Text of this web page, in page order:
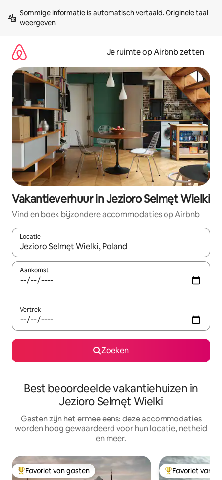
direct
naar
Sommige informatie is automatisch vertaald. Originele taal
weergeven
Je ruimte op Airbnb zetten
Vakantieverhuur in Jezioro Selmęt Wielki
Vind en boek bijzondere accommodaties op Airbnb
Locatie
Wanneer er suggesties beschikbaar zijn, maak je een keuze
Aankomst
Vertrek
Zoeken
Best beoordeelde vakantiehuizen in
Jezioro Selmęt Wielki
Gasten zijn het ermee eens: deze accommodaties
worden hoog gewaardeerd voor hun locatie, netheid
en meer.
Topfavoriet van gasten
Favoriet van gasten Topfavoriet van
Favoriet van